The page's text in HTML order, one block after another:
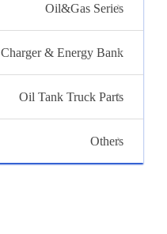
Oil&Gas Series
Charger & Energy Bank
Oil Tank Truck Parts
Others